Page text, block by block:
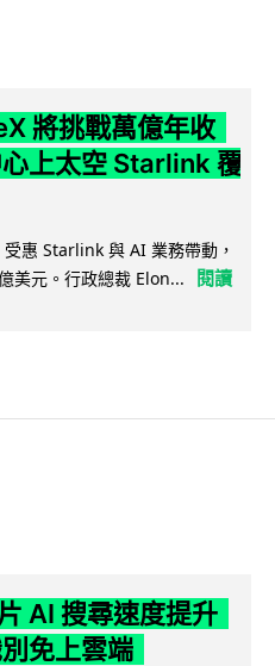
將挑戰萬億年收
上太空 Starlink 覆
惠 Starlink 與 AI 業務帶動，
美元。行政總裁 Elon...
閱讀
AI 搜尋速度提升
免上雲端